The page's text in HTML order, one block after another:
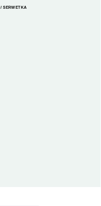
/ SERWETKA